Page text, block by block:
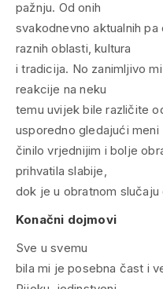
pažnju. Od onih
svakodnevno aktualnih
raznih oblasti, kultura
i tradicija. No zanimljivo
reakcije na neku
temu uvijek bile različite
usporedno gledajući meni
činilo vrjednijim i bolje
prihvatila slabije,
dok je u obratnom
Konačni dojmovi
Sve u svemu
bila mi je posebna čast i